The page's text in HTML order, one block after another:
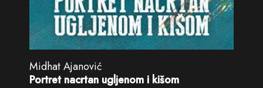
Midhat Ajanović
Portret nacrtan ugljenom i kišom